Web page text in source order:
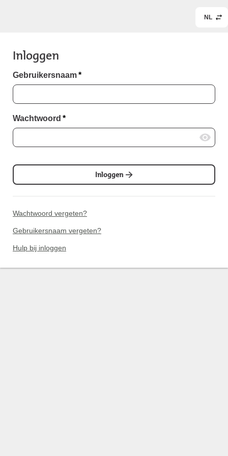
NL
Inloggen
Gebruikersnaam*
Wachtwoord *
Inloggen
Wachtwoord vergeten?
Gebruikersnaam vergeten?
Hulp bij inloggen